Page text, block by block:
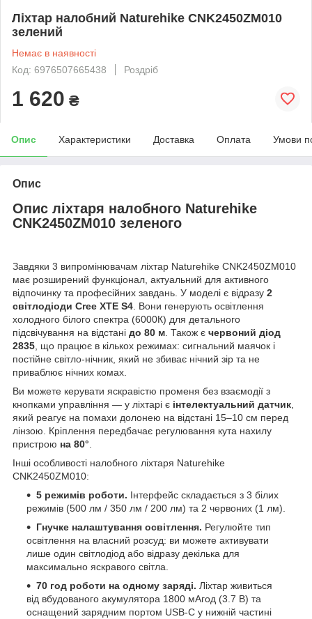
Ліхтар налобний Naturehike CNK2450ZM010
зелений
Немає в наявності
Код: 6976507665438
Роздріб
1 620 ₴
Опис Характеристики Доставка Оплата Умови
Опис
Опис ліхтаря налобного Naturehike
CNK2450ZM010 зеленого
Завдяки 3 випромінювачам ліхтар Naturehike CNK2450ZM010
має розширений функціонал, актуальний для активного
відпочинку та професійних завдань. У моделі є відразу 2
світлодіоди Cree XTE S4. Вони генерують освітлення
холодного білого спектра (6000К) для детального
підсвічування на відстані до 80 м. Також є червоний діод
2835, що працює в кількох режимах: сигнальний маячок і
постійне світло-нічник, який не збиває нічний зір та не
приваблює нічних комах.
Ви можете керувати яскравістю променя без взаємодії з
кнопками управління — у ліхтарі є інтелектуальний датчик,
який реагує на помахи долонею на відстані 15–10 см перед
лінзою. Кріплення передбачає регулювання кута нахилу
пристрою на 80°.
Інші особливості налобного ліхтаря Naturehike
CNK2450ZM010:
5 режимів роботи. Інтерфейс складається з 3 білих
режимів (500 лм / 350 лм / 200 лм) та 2 червоних (1 лм).
Гнучке налаштування освітлення. Регулюйте тип
освітлення на власний розсуд: ви можете активувати
лише один світлодіод або відразу декілька для
максимально яскравого світла.
70 год роботи на одному заряді. Ліхтар живиться
від вбудованого акумулятора 1800 мАгод (3.7 В) та
оснащений зарядним портом USB-C у нижній частині